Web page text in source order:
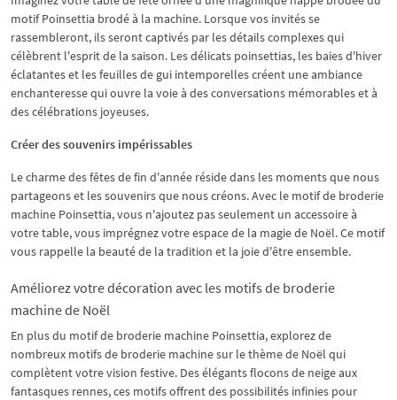
motif Poinsettia brodé à la machine. Lorsque vos invités se
rassembleront, ils seront captivés par les détails complexes qui
célèbrent l'esprit de la saison. Les délicats poinsettias, les baies d'hiver
éclatantes et les feuilles de gui intemporelles créent une ambiance
enchanteresse qui ouvre la voie à des conversations mémorables et à
des célébrations joyeuses.
Créer des souvenirs impérissables
Le charme des fêtes de fin d'année réside dans les moments que nous
partageons et les souvenirs que nous créons. Avec le motif de broderie
machine Poinsettia, vous n'ajoutez pas seulement un accessoire à
votre table, vous imprégnez votre espace de la magie de Noël. Ce motif
vous rappelle la beauté de la tradition et la joie d'être ensemble.
Améliorez votre décoration avec les motifs de broderie
machine de Noël
En plus du motif de broderie machine Poinsettia, explorez de
nombreux motifs de broderie machine sur le thème de Noël qui
complètent votre vision festive. Des élégants flocons de neige aux
fantasques rennes, ces motifs offrent des possibilités infinies pour